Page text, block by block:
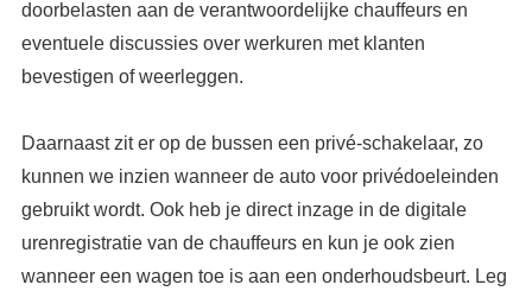
doorbelasten aan de verantwoordelijke chauffeurs en
eventuele discussies over werkuren met klanten
bevestigen of weerleggen.
Daarnaast zit er op de bussen een privé-schakelaar, zo
kunnen we inzien wanneer de auto voor privédoeleinden
gebruikt wordt. Ook heb je direct inzage in de digitale
urenregistratie van de chauffeurs en kun je ook zien
wanneer een wagen toe is aan een onderhoudsbeurt. Leg